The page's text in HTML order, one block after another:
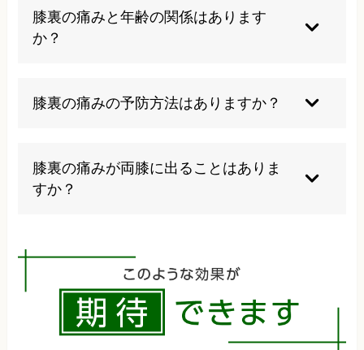
な運動は有効ですが、痛みを感じながらの激しい
運動は避けるべきです。専門家の指導のもとで安
膝裏の痛みと年齢の関係はあります
か？
年齢が高くなるほど膝裏の痛みは発生しやすくな
ります。しかし、適切なケアにより予防や改善が
膝裏の痛みの予防方法はありますか？
勢の維持、十分な休息が重要です。また、膝に負
担をかける動作を避け、日常生活の工夫により予
防効果が期待できます。
膝裏の痛みが両膝に出ることはありま
すか？
膝に症状が現れることがあります。片側の痛みを
かばうことで反対側にも負担がかかり、両側性に
なることもよくあります。